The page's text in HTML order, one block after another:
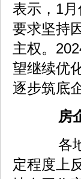
表示，1
要求坚持
主权。
望继续优
逐步筑底
房
各地
定程度上